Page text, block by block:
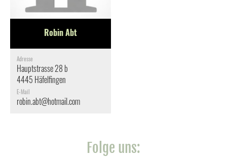
Robin Abt
Adresse
Hauptstrasse 28 b
4445 Häfelfingen
E-Mail
robin.abt@hotmail.com
Folge uns: